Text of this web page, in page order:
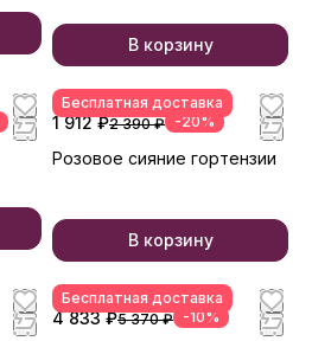
В корзину
Бесплатная доставка
1 912 ₽2 390 ₽ -20%
Розовое сияние гортензии
В корзину
Бесплатная доставка
4 833 ₽5 370 ₽ -10%